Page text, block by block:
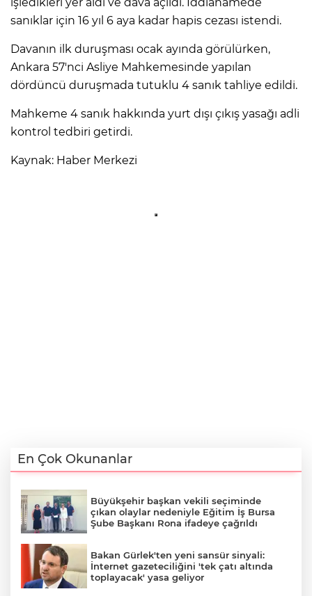
sanıklar için 16 yıl 6 aya kadar hapis cezası istendi.
Davanın ilk duruşması ocak ayında görülürken,
Ankara 57'nci Asliye Mahkemesinde yapılan
dördüncü duruşmada tutuklu 4 sanık tahliye edildi.
Mahkeme 4 sanık hakkında yurt dışı çıkış yasağı adli
kontrol tedbiri getirdi.
Kaynak: Haber Merkezi
En Çok Okunanlar
Büyükşehir başkan vekili seçiminde
çıkan olaylar nedeniyle Eğitim İş Bursa
Şube Başkanı Rona ifadeye çağrıldı
Bakan Gürlek'ten yeni sansür sinyali:
İnternet gazeteciliğini 'tek çatı altında
toplayacak' yasa geliyor